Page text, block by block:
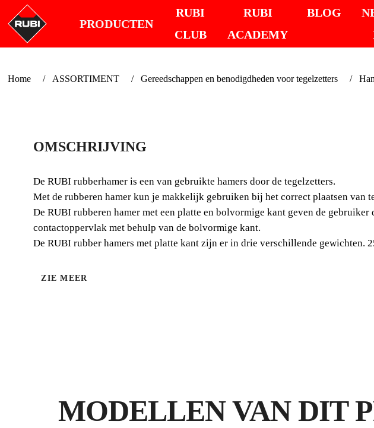
PRODUCTEN
RUBI
CLUB
RUBI
ACADEMY
BLOG
Home ASSORTIMENT Gereedschappen en benodigdheden voor tegelzetters
OMSCHRIJVING
De RUBI rubberhamer is een van gebruikte hamers door de tegelzetters.
Met de rubberen hamer kun je makkelijk gebruiken bij het correct plaatsen van
De RUBI rubberen hamer met een platte en bolvormige kant geven de
contactoppervlak met behulp van de bolvormige kant.
De RUBI rubber hamers met platte kant zijn er in drie verschillende gewichten.
ZIE MEER
MODELLEN VAN DIT